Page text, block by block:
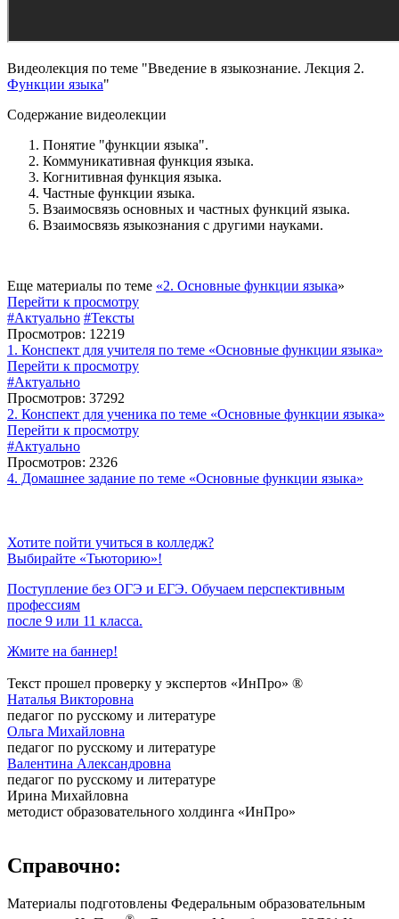
Видеолекция по теме "Введение в языкознание. Лекция 2.
Функции языка"
Содержание видеолекции
Понятие "функции языка".
Коммуникативная функция языка.
Когнитивная функция языка.
Частные функции языка.
Взаимосвязь основных и частных функций языка.
Взаимосвязь языкознания с другими науками.
Еще материалы по теме «2. Основные функции языка»
Перейти к просмотру
#Актуально #Тексты
Просмотров: 12219
1. Конспект для учителя по теме «Основные функции языка»
Перейти к просмотру
#Актуально
Просмотров: 37292
2. Конспект для ученика по теме «Основные функции языка»
Перейти к просмотру
#Актуально
Просмотров: 2326
4. Домашнее задание по теме «Основные функции языка»
Хотите пойти учиться в колледж?
Выбирайте «Тьюторию»!
Поступление без ОГЭ и ЕГЭ. Обучаем перспективным
профессиям
после 9 или 11 класса.
Жмите на баннер!
Текст прошел проверку у экспертов «ИнПро» ®
Наталья Викторовна
педагог по русскому и литературе
Ольга Михайловна
педагог по русскому и литературе
Валентина Александровна
педагог по русскому и литературе
Ирина Михайловна
методист образовательного холдинга «ИнПро»
Справочно:
Материалы подготовлены Федеральным образовательным